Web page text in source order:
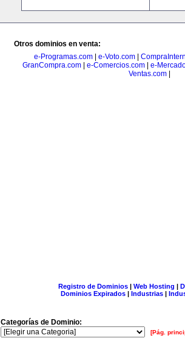
Otros dominios en venta:
e-Programas.com
e-Voto.com
GranCompra.com
e-Comercios.com
e-
Ventas.com|
Registro de Dominios| Web Hosting |
Dominios Expirados | Industrias |
Categorías de Dominio:
[Pág.